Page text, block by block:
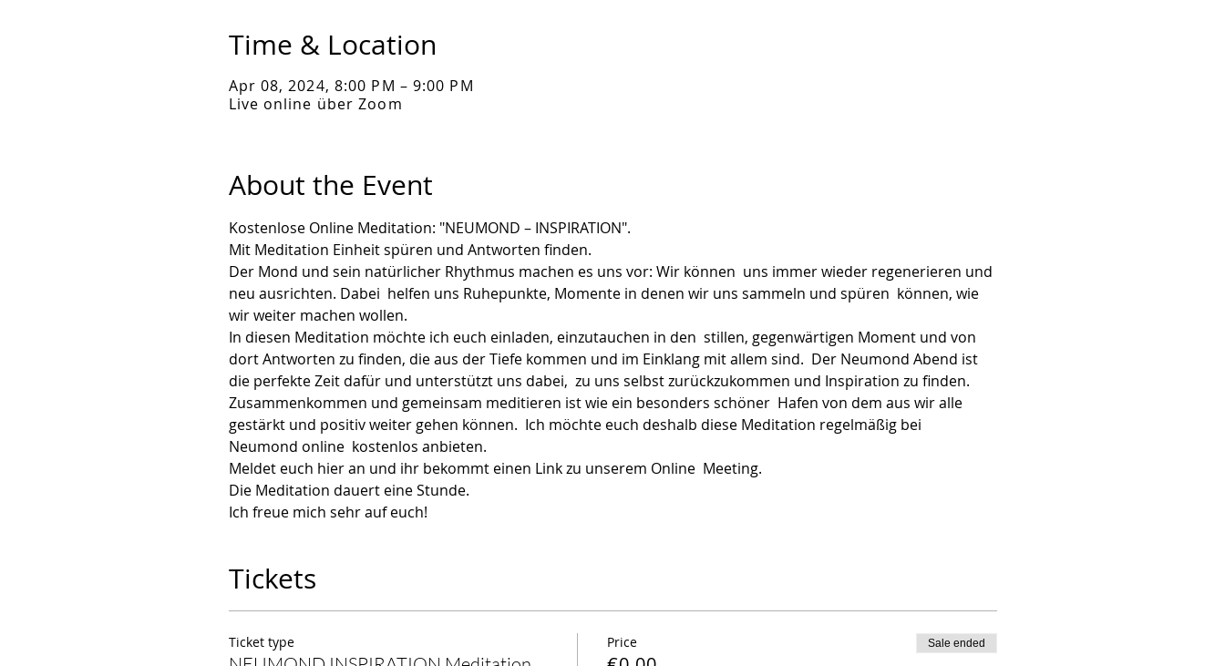
Time & Location
Apr 08, 2024, 8:00 PM – 9:00 PM
Live online über Zoom
About the Event
Kostenlose Online Meditation: "NEUMOND – INSPIRATION".
Mit Meditation Einheit spüren und Antworten finden.
Der Mond und sein natürlicher Rhythmus machen es uns vor: Wir können  uns immer wieder regenerieren und
neu ausrichten. Dabei  helfen uns Ruhepunkte, Momente in denen wir uns sammeln und spüren  können, wie
wir weiter machen wollen.
In diesen Meditation möchte ich euch einladen, einzutauchen in den  stillen, gegenwärtigen Moment und von
dort Antworten zu finden, die aus der Tiefe kommen und im Einklang mit allem sind.  Der Neumond Abend ist
die perfekte Zeit dafür und unterstützt uns dabei,  zu uns selbst zurückzukommen und Inspiration zu finden.
Zusammenkommen und gemeinsam meditieren ist wie ein besonders schöner  Hafen von dem aus wir alle
gestärkt und positiv weiter gehen können.  Ich möchte euch deshalb diese Meditation regelmäßig bei
Neumond online  kostenlos anbieten.
Meldet euch hier an und ihr bekommt einen Link zu unserem Online  Meeting.
Die Meditation dauert eine Stunde.
Ich freue mich sehr auf euch!
Tickets
Ticket type Price Sale ended